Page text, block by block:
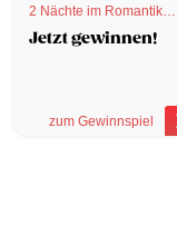
2 Nächte im Romantik
Hotel
Jetzt gewinnen!
zum Gewinnspiel